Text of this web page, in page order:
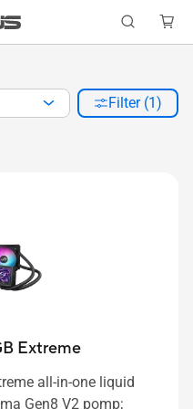
Filter (1)
Extreme
all-in-one liquid
Gen8 V2 pomp;